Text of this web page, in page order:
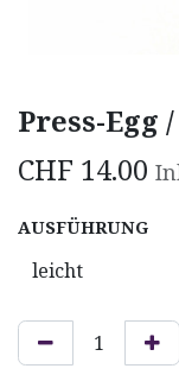
Press-Egg
CHF 14.00
AUSFÜHRUNG